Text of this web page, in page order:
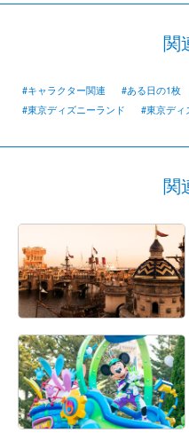
関
#キャラクター関連 #ある日の1枚
#東京ディズニーランド
#東京ディ
関